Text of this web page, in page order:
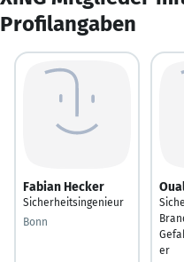
Profilangaben
Fabian Hecker
Sicherheitsingenieur
Bonn
er